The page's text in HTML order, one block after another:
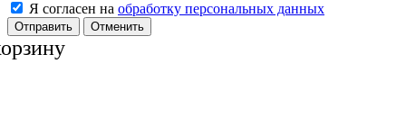
Я согласен на обработку персональных данных
Отменить